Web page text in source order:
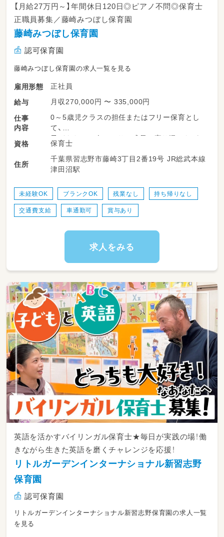
【月給27万円～】年間休日120日◎ピアノ不問◎保育士
正職員募集／藤崎みつぼし保育園
藤崎みつぼし保育園
認可保育園
藤崎みつぼし保育園の求人一覧を見る
雇用形態
正社員
給与
月収270,000円 〜 335,000円
仕事
内容
0～5歳児クラスの担任またはフリー保育とし
て、
子どもたち一人ひとりの成長に寄り添いなが
ら、日々の保育を行っていただきます。
【主な業務内容】
食事・排泄・午睡など、子どもたちが安心して過
ごせるよう見守りながら関わります。
・遊びや活動の見守り・実施
もたちの「やってみたい！」を引き出す保育を行
・保育記録・連絡帳の作成（ICT活用）
ICTを活用して業務を効率化しており、書類業
・保護者対応・環境整備
日々の様子を丁寧に共有し、保護者との信頼関
係づくりを大切にしています。
また、子どもたちが安心して過ごせる環境づく
りも行います。
資格 保育士
住所
千葉県習志野市藤崎3丁目2番19号 JR総武本線
津田沼駅
未経験OK ブランクOK 残業なし 持ち帰りなし
交通費支給 車通勤可 賞与あり
求人をみる
英語を活かすバイリンガル保育士★毎日が実践の場！働
きながら生きた英語を磨くチャレンジを応援！
リトルガーデンインターナショナル新習志野
保育園
認可保育園
リトルガーデンインターナショナル新習志野保育園の求人一覧
を見る